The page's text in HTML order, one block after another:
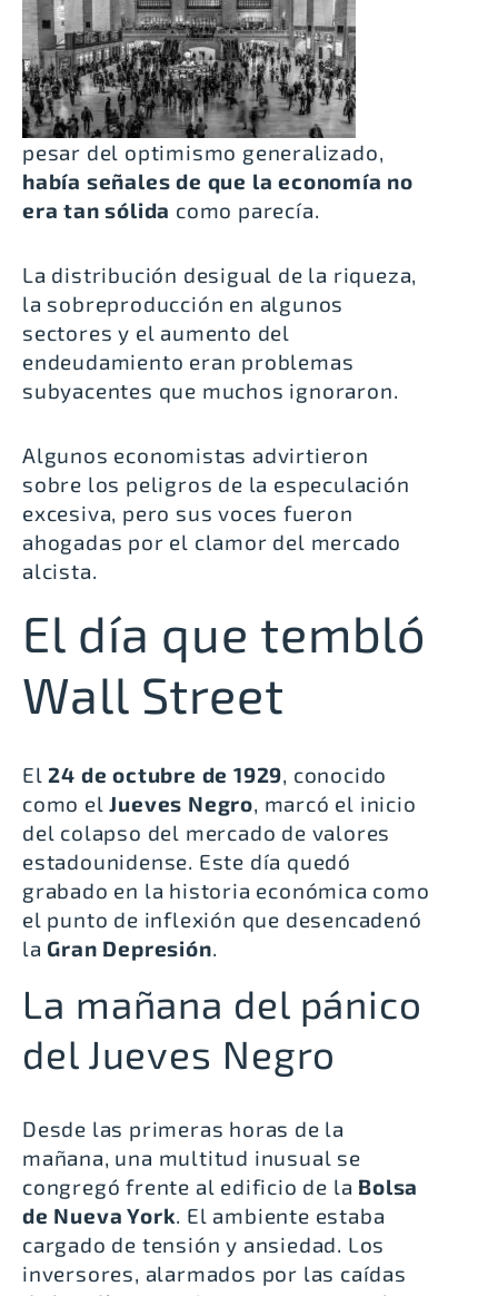
pesar del optimismo generalizado,
había señales de que la economía no
era tan sólida como parecía.
La distribución desigual de la riqueza,
la sobreproducción en algunos
sectores y el aumento del
endeudamiento eran problemas
subyacentes que muchos ignoraron.
Algunos economistas advirtieron
sobre los peligros de la especulación
excesiva, pero sus voces fueron
ahogadas por el clamor del mercado
alcista.
El día que tembló
Wall Street
El 24 de octubre de 1929, conocido
como el Jueves Negro, marcó el inicio
del colapso del mercado de valores
estadounidense. Este día quedó
grabado en la historia económica como
el punto de inflexión que desencadenó
la Gran Depresión.
La mañana del pánico
del Jueves Negro
Desde las primeras horas de la
mañana, una multitud inusual se
congregó frente al edificio de la Bolsa
de Nueva York. El ambiente estaba
cargado de tensión y ansiedad. Los
inversores, alarmados por las caídas